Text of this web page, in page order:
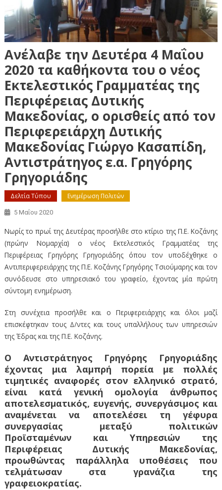
Ανέλαβε την Δευτέρα 4 Μαΐου
2020 τα καθήκοντα του ο νέος
Εκτελεστικός Γραμματέας της
Περιφέρειας Δυτικής
Μακεδονίας, ο ορισθείς από τον
Περιφερειάρχη Δυτικής
Μακεδονίας Γιώργο Κασαπίδη,
Αντιστράτηγος ε.α. Γρηγόρης
Γρηγοριάδης
Δελτία Τύπου Ενημέρωση Πολιτών
5 Μαΐου 2020
Νωρίς το πρωί της Δευτέρας προσήλθε στο κτίριο της Π.Ε. Κοζάνης
(πρώην Νομαρχία) ο νέος Εκτελεστικός Γραμματέας της
Περιφέρειας Γρηγόρης Γρηγοριάδης όπου τον υποδέχθηκε ο
Αντιπεριφερειάρχης της Π.Ε. Κοζάνης Γρηγόρης Τσιούμαρης και τον
συνόδευσε στο υπηρεσιακό του γραφείο, έχοντας μία πρώτη
σύντομη ενημέρωση.
Στη συνέχεια προσήλθε και ο Περιφερειάρχης και όλοι μαζί
επισκέφτηκαν τους Δ/ντες και τους υπαλλήλους των υπηρεσιών
της Έδρας και της Π.Ε. Κοζάνης.
Ο Αντιστράτηγος Γρηγόρης Γρηγοριάδης
έχοντας μια λαμπρή πορεία με πολλές
τιμητικές αναφορές στον ελληνικό στρατό,
είναι κατά γενική ομολογία άνθρωπος
αποτελεσματικός, ευγενής, συνεργάσιμος και
αναμένεται να αποτελέσει τη γέφυρα
συνεργασίας μεταξύ πολιτικών
Προϊσταμένων και Υπηρεσιών της
Περιφέρειας Δυτικής Μακεδονίας,
προωθώντας παράλληλα υποθέσεις που
τελμάτωσαν στα γρανάζια της
γραφειοκρατίας.